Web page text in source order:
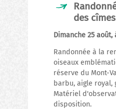
des cîmes
Dimanche 25 août,
Randonnée à la
oiseaux
réserve du Mont-
barbu, aigle royal,
Matériel
disposition.